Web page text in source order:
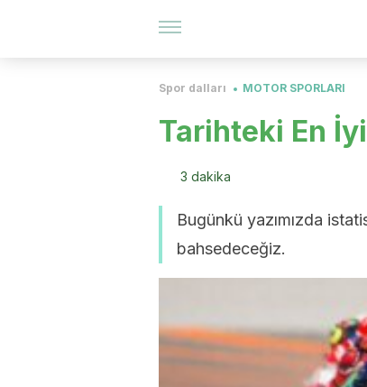
Spor dalları MOTOR SPORLARI
Tarihteki En
3 dakika
Bugünkü yazımızda
bahsedeceğiz.